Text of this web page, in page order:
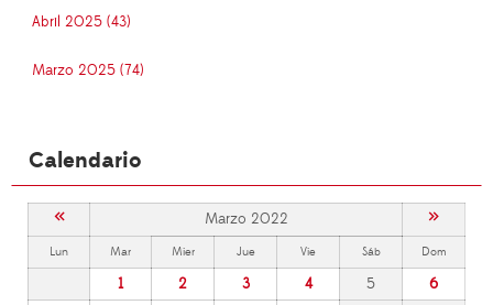
Abril 2025 (43)
Marzo 2025 (74)
Calendario
« Marzo 2022 »
Lun Mar Mier Jue Vie Sáb Dom
1 2 3 4 5
6